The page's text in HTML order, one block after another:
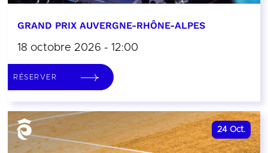
GRAND PRIX AUVERGNE-RHÔNE-ALPES
18 octobre 2026 - 12:00
RÉSERVER
24 Oct.